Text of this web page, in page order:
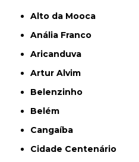
Alto da Mooca
Anália Franco
Aricanduva
Artur Alvim
Belenzinho
Belém
Cangaíba
Cidade Centenário